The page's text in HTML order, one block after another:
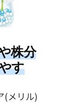
株分
す
(メリル)